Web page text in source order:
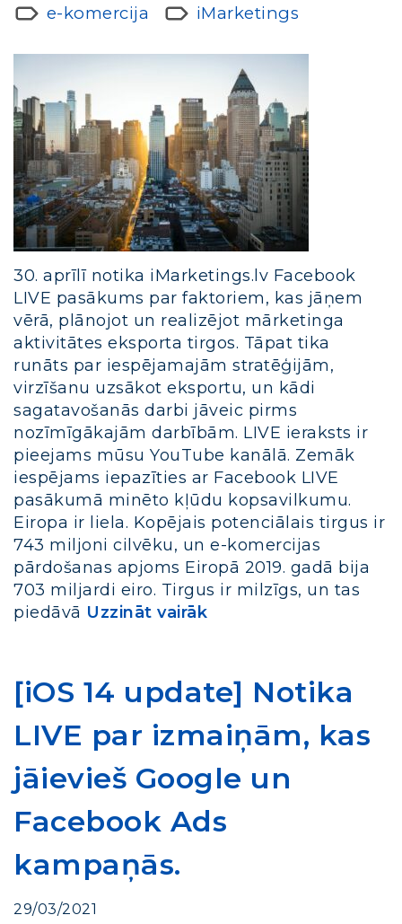
e-komercija
iMarketings
30. aprīlī notika iMarketings.lv Facebook
LIVE pasākums par faktoriem, kas jāņem
vērā, plānojot un realizējot mārketinga
aktivitātes eksporta tirgos. Tāpat tika
runāts par iespējamajām stratēģijām,
virzīšanu uzsākot eksportu, un kādi
sagatavošanās darbi jāveic pirms
nozīmīgākajām darbībām. LIVE ieraksts ir
pieejams mūsu YouTube kanālā. Zemāk
iespējams iepazīties ar Facebook LIVE
pasākumā minēto kļūdu kopsavilkumu.
Eiropa ir liela. Kopējais potenciālais tirgus ir
743 miljoni cilvēku, un e-komercijas
pārdošanas apjoms Eiropā 2019. gadā bija
703 miljardi eiro. Tirgus ir milzīgs, un tas
piedāvā Uzzināt vairāk
[iOS 14 update] Notika
LIVE par izmaiņām, kas
jāievieš Google un
Facebook Ads
kampaņās.
29/03/2021